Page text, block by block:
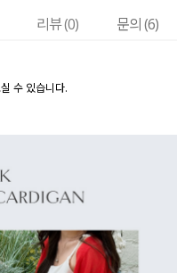
리뷰 (0) 문의 (6)
수 있습니다.